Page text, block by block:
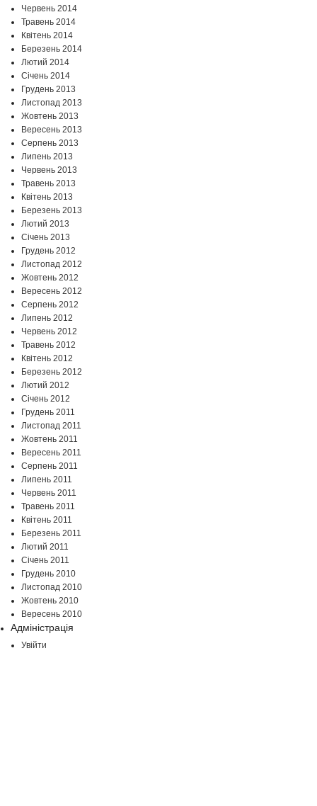
Червень 2014
Травень 2014
Квітень 2014
Березень 2014
Лютий 2014
Січень 2014
Грудень 2013
Листопад 2013
Жовтень 2013
Вересень 2013
Серпень 2013
Липень 2013
Червень 2013
Травень 2013
Квітень 2013
Березень 2013
Лютий 2013
Січень 2013
Грудень 2012
Листопад 2012
Жовтень 2012
Вересень 2012
Серпень 2012
Липень 2012
Червень 2012
Травень 2012
Квітень 2012
Березень 2012
Лютий 2012
Січень 2012
Грудень 2011
Листопад 2011
Жовтень 2011
Вересень 2011
Серпень 2011
Липень 2011
Червень 2011
Травень 2011
Квітень 2011
Березень 2011
Лютий 2011
Січень 2011
Грудень 2010
Листопад 2010
Жовтень 2010
Вересень 2010
Адміністрація
Увійти